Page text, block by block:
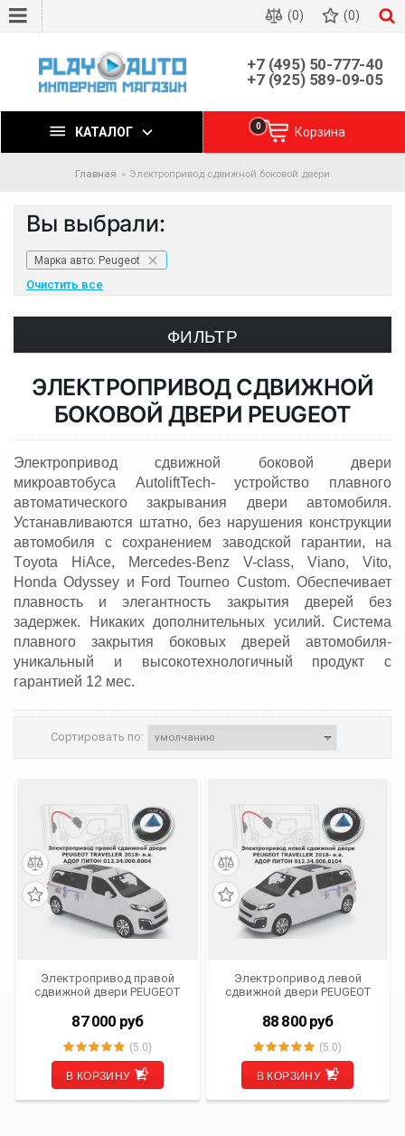
(0) (0)
+7 (495) 50-777-40
+7 (925) 589-09-05
КАТАЛОГ Корзина
0
Главная Электропривод сдвижной боковой двери
Вы выбрали:
Марка авто: Peugeot
Очистить все
ФИЛЬТР
ЭЛЕКТРОПРИВОД СДВИЖНОЙ
БОКОВОЙ ДВЕРИ PEUGEOT
Электропривод сдвижной боковой двери
микроавтобуса AutoliftTech- устройство плавного
автоматического закрывания двери автомобиля.
Устанавливаются штатно, без нарушения конструкции
автомобиля с сохранением заводской гарантии, на
Тoyota HiAce, Mercedes-Benz V-class, Viano, Vito,
Honda Odyssey и Ford Tourneo Custom. Обеспечивает
плавность и элегантность закрытия дверей без
задержек. Никаких дополнительных усилий. Система
плавного закрытия боковых дверей автомобиля-
уникальный и высокотехнологичный продукт с
гарантией 12 мес.
Сортировать по:
Электропривод правой
сдвижной двери PEUGEOT
ПИТОН 012.34.000.0004
87 000 руб
(5.0)
В КОРЗИНУ
Электропривод левой
сдвижной двери PEUGEOT
ПИТОН 012.34.000.0104
88 800 руб
(5.0)
В КОРЗИНУ